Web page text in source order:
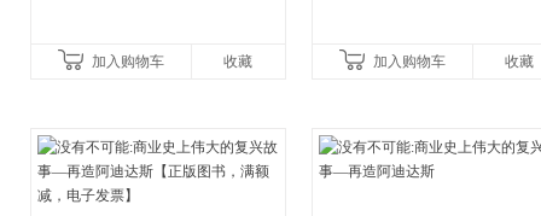
加入购物车 收藏 加入购物车 收藏